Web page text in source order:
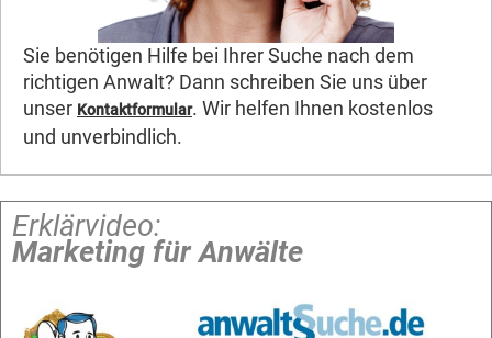
Sie benötigen Hilfe bei Ihrer Suche nach dem
richtigen Anwalt? Dann schreiben Sie uns über
unser Kontaktformular. Wir helfen Ihnen kostenlos
und unverbindlich.
Erklärvideo:
Marketing für Anwälte